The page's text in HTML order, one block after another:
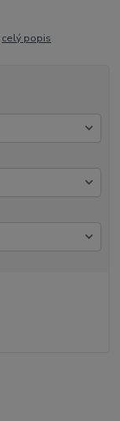
celý popis